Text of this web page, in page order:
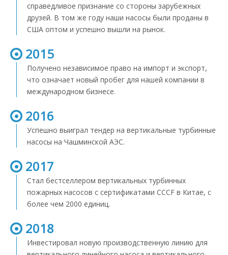
справедливое признание со стороны зарубежных
друзей. В том же году наши насосы были проданы в
США оптом и успешно вышли на рынок.
2015
Получено независимое право на импорт и экспорт,
что означает новый пробег для нашей компании в
международном бизнесе.
2016
Успешно выиграл тендер на вертикальные турбинные
насосы на Чашминской АЭС.
2017
Стал бестселлером вертикальных турбинных
пожарных насосов с сертификатами CCCF в Китае, с
более чем 2000 единиц.
2018
Инвестировал новую производственную линию для